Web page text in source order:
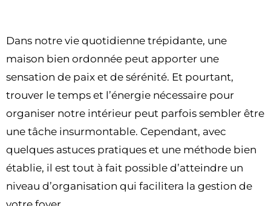
Dans notre vie quotidienne trépidante, une
maison bien ordonnée peut apporter une
sensation de paix et de sérénité. Et pourtant,
trouver le temps et l’énergie nécessaire pour
organiser notre intérieur peut parfois sembler être
une tâche insurmontable. Cependant, avec
quelques astuces pratiques et une méthode bien
établie, il est tout à fait possible d’atteindre un
niveau d’organisation qui facilitera la gestion de